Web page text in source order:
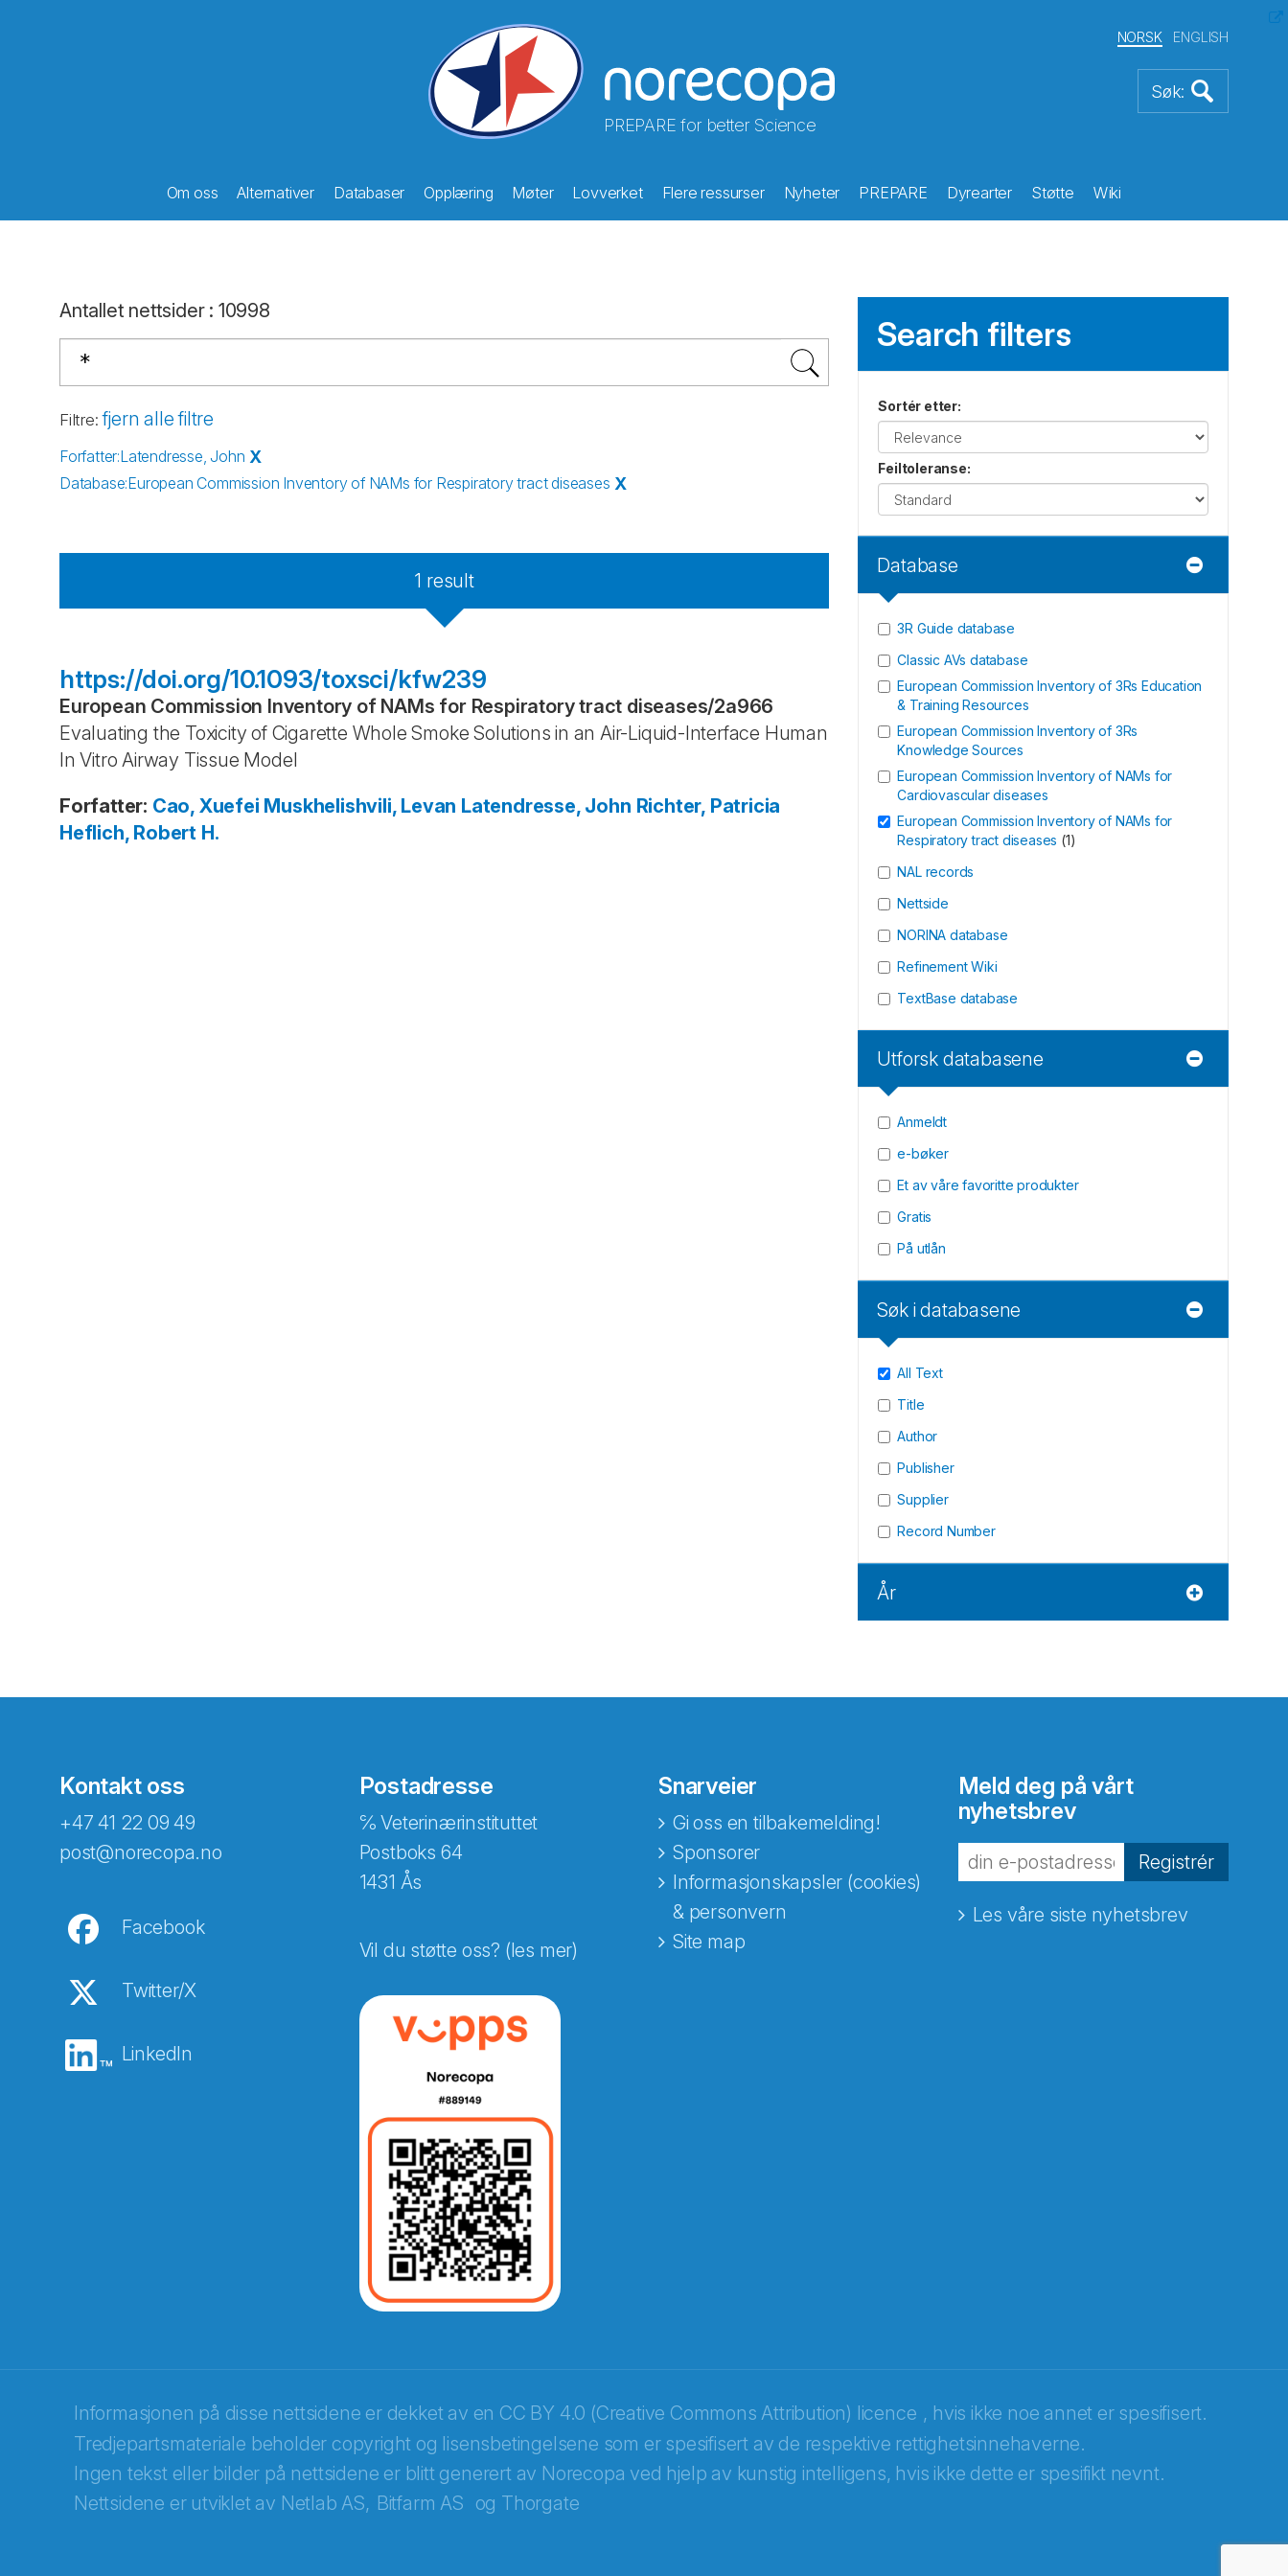
PREPARE for better Science
NORSK ENGLISH
Om oss Alternativer Databaser Opplæring Møter Lovverket Flere ressurser Nyheter PREPARE Dyrearter Støtte Wiki
Antallet nettsider: 10998
Filtre: fjern alle filtre
Forfatter:Latendresse, John X
Database:European Commission Inventory of NAMs for Respiratory tract diseases X
1 result
https://doi.org/10.1093/toxsci/kfw239
European Commission Inventory of NAMs for Respiratory tract diseases/2a966
Evaluating the Toxicity of Cigarette Whole Smoke Solutions in an Air-Liquid-Interface Human
In Vitro Airway Tissue Model
Forfatter: Cao, Xuefei Muskhelishvili, Levan Latendresse, John Richter, Patricia
Heflich, Robert H.
Search filters
Sortér etter:
Feiltoleranse:
Database
3R Guide database
Classic AVs database
European Commission Inventory of 3Rs Education
& Training Resources
European Commission Inventory of 3Rs
Knowledge Sources
European Commission Inventory of NAMs for
Cardiovascular diseases
European Commission Inventory of NAMs for
Respiratory tract diseases (1)
NAL records
Nettside
NORINA database
Refinement Wiki
TextBase database
Utforsk databasene
Anmeldt
e-bøker
Et av våre favoritte produkter
Gratis
På utlån
Søk i databasene
All Text
Title
Author
Publisher
Supplier
Record Number
År
Kontakt oss
+47 41 22 09 49
post@norecopa.no
Facebook
Twitter/X
LinkedIn
Postadresse
℅ Veterinærinstituttet
Postboks 64
1431 Ås
Vil du støtte oss? (les mer)
Snarveier
Gi oss en tilbakemelding!
Sponsorer
Informasjonskapsler (cookies)
& personvern
Site map
Meld deg på vårt
nyhetsbrev
Registrér
Les våre siste nyhetsbrev
Informasjonen på disse nettsidene er dekket av en CC BY 4.0 (Creative Commons Attribution) licence , hvis ikke noe annet er spesifisert.
Tredjepartsmateriale beholder copyright og lisensbetingelsene som er spesifisert av de respektive rettighetsinnehaverne.
Ingen tekst eller bilder på nettsidene er blitt generert av Norecopa ved hjelp av kunstig intelligens, hvis ikke dette er spesifikt nevnt.
Nettsidene er utviklet av Netlab AS, Bitfarm AS og Thorgate
Recaptcha